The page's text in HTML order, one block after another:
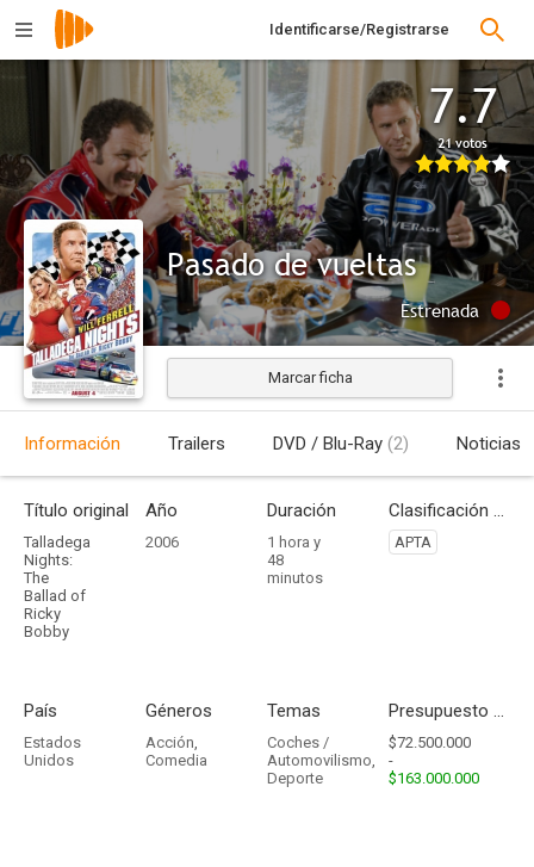
Identificarse/Registrarse
7.7
21 votos
Pasado de vueltas
Estrenada
Marcar ficha
Información Trailers DVD / Blu-Ray (2) Noticias
Título original
Talladega
Nights:
The
Ballad of
Ricky
Bobby
Año
2006
Duración
1 hora y
48
minutos
Clasificación por edades
APTA
País
Estados
Unidos
Géneros
Acción,
Comedia
Temas
Coches /
Automovilismo,
Deporte
Presupuesto - Ingresos
$72.500.000
-
$163.000.000